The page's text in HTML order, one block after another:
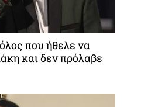
που ήθελε να
και δεν πρόλαβε